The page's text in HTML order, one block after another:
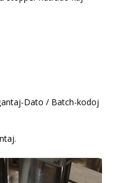
Dato / Batch-kodoj